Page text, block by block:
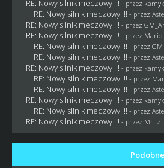
RE: Nowy silnik meczowy !!! - przez
RE: Nowy silnik meczowy !!! - przez
RE: Nowy silnik meczowy !!! - przez
RE: Nowy silnik meczowy !!! - przez Mario
RE: Nowy silnik meczowy !!! - przez
RE: Nowy silnik meczowy !!! - przez
RE: Nowy silnik meczowy !!! - przez
RE: Nowy silnik meczowy !!! - przez
RE: Nowy silnik meczowy !!! - przez
RE: Nowy silnik meczowy !!! - przez
RE: Nowy silnik meczowy !!! - przez
RE: Nowy silnik meczowy !!! - przez Mr.